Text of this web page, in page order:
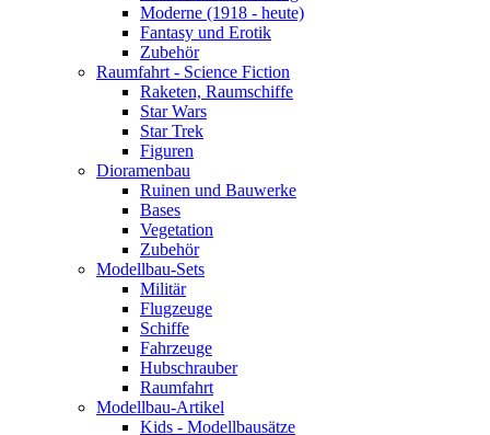
Moderne (1918 - heute)
Fantasy und Erotik
Zubehör
Raumfahrt - Science Fiction
Raketen, Raumschiffe
Star Wars
Star Trek
Figuren
Dioramenbau
Ruinen und Bauwerke
Bases
Vegetation
Zubehör
Modellbau-Sets
Militär
Flugzeuge
Schiffe
Fahrzeuge
Hubschrauber
Raumfahrt
Modellbau-Artikel
Kids - Modellbausätze